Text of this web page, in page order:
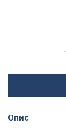
Опис